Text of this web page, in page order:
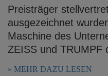
Preisträger
ausgezeichnet
Maschine des
ZEISS und TRUMPF
MEHR DAZU LESEN